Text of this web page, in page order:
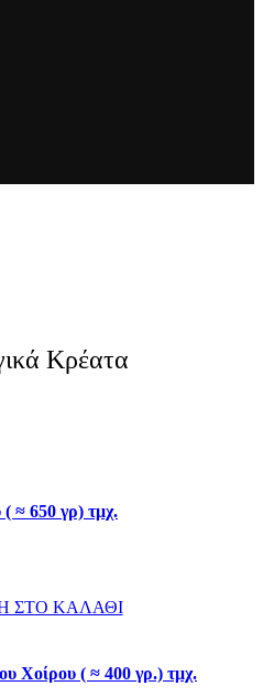
Κρέατα
≈ 650 γρ) τμχ.
ΣΤΟ ΚΑΛΑΘΙ
Χοίρου ( ≈ 400 γρ.) τμχ.